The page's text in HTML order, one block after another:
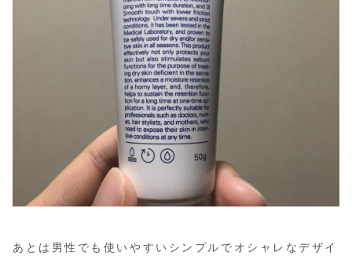
あとは男性でも使いやすいシンプルでオシャレなデザイ